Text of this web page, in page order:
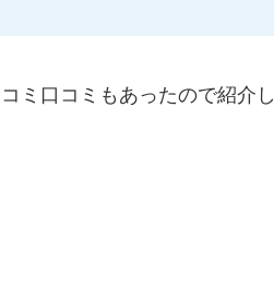
ミ口コミもあったので紹介し